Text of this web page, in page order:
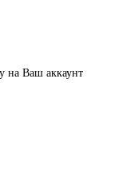
Ваш аккаунт